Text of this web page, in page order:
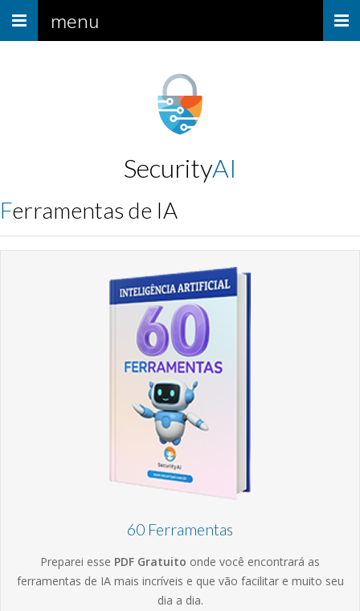
Menu menu
SecurityAI
Ferramentas de IA
60 Ferramentas
Preparei esse PDF Gratuito onde você encontrará as
ferramentas de IA mais incríveis e que vão facilitar e muito seu
dia a dia.